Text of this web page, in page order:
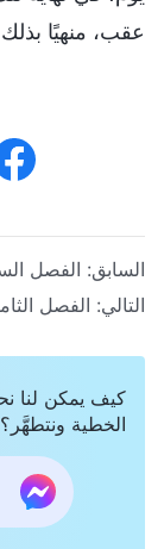
عقب، منهيًا بذلك
السابق: الفصل
التالي: الفصل
كيف يمكن لنا
الخطية